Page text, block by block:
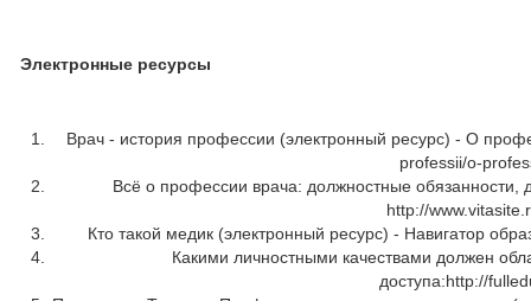
Электронные ресурсы
Врач - история профессии (электронный ресурс) - О
professii/o-
Всё о профессии врача: должностные обязанности,
http://
Кто такой медик (электронный ресурс) - Навигатор
Какими личностными качествами должен
доступа:http://